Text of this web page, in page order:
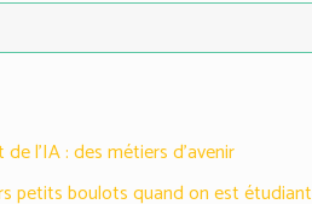
l’IA : des métiers d’avenir
petits boulots quand on est